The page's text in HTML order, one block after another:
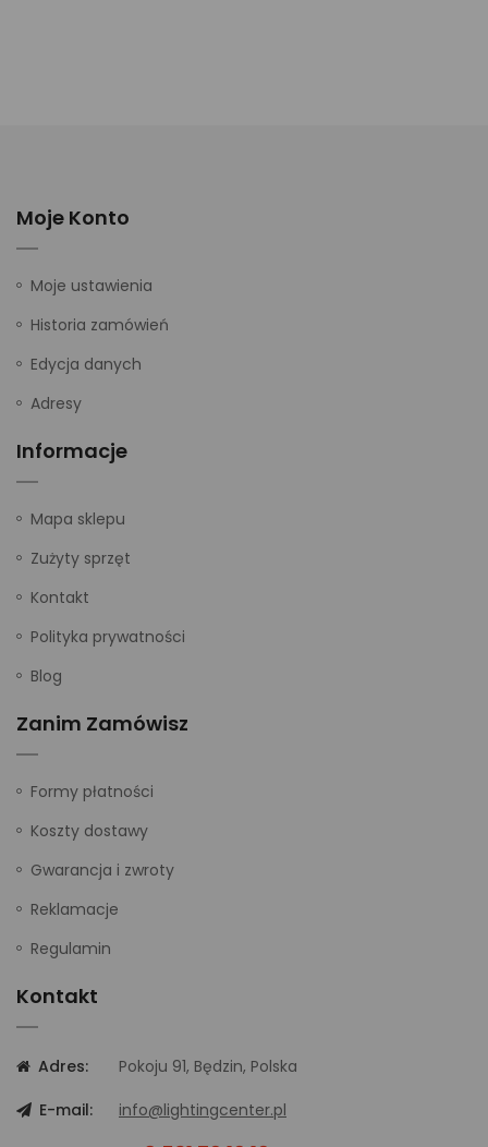
Moje Konto
Moje ustawienia
Historia zamówień
Edycja danych
Adresy
Informacje
Mapa sklepu
Zużyty sprzęt
Kontakt
Polityka prywatności
Blog
Zanim Zamówisz
Formy płatności
Koszty dostawy
Gwarancja i zwroty
Reklamacje
Regulamin
Kontakt
Adres:
Pokoju 91, Będzin, Polska
E-mail:
info@lightingcenter.pl